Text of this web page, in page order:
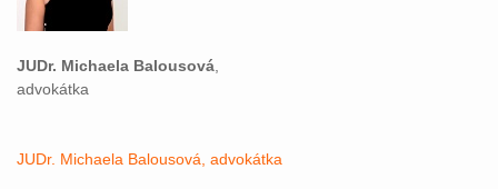
JUDr. Michaela Balousová
advokátka
JUDr. Michaela Balousová, advokátka